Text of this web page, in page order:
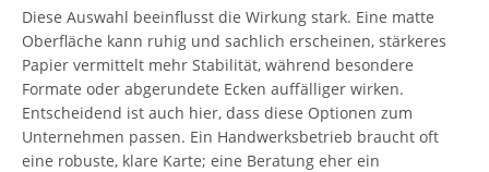
Diese Auswahl beeinflusst die Wirkung stark. Eine matte
Oberfläche kann ruhig und sachlich erscheinen, stärkeres
Papier vermittelt mehr Stabilität, während besondere
Formate oder abgerundete Ecken auffälliger wirken.
Entscheidend ist auch hier, dass diese Optionen zum
Unternehmen passen. Ein Handwerksbetrieb braucht oft
eine robuste, klare Karte; eine Beratung eher ein